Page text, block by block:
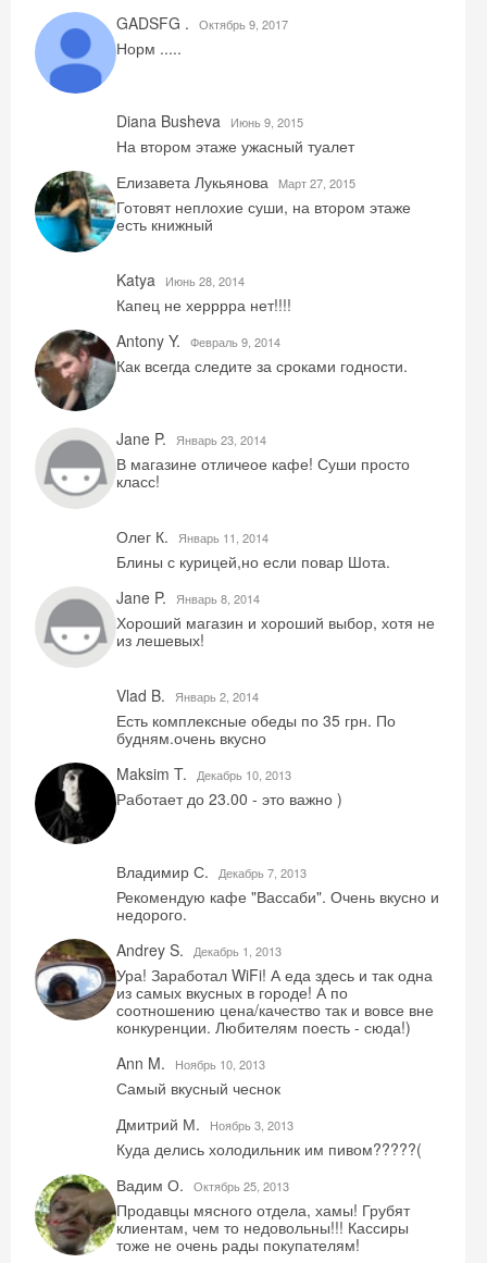
GADSFG . Октябрь 9, 2017
Норм .....
Diana Busheva Июнь 9, 2015
На втором этаже ужасный туалет
Елизавета Лукьянова
Mарт 27, 2015
Готовят неплохие суши, на втором этаже
есть книжный
Katya Июнь 28, 2014
Капец не херррра нет!!!!
Antony Y.
Февраль 9, 2014
Как всегда следите за сроками годности.
Jane P. Январь 23, 2014
В магазине отличеое кафе! Суши просто
класс!
Олег К. Январь 11, 2014
Блины с курицей,но если повар Шота.
Jane P.
Январь 8, 2014
Хороший магазин и хороший выбор, хотя не
из лешевых!
Vlad B. Январь 2, 2014
Есть комплексные обеды по 35 грн. По
будням.очень вкусно
Maksim T.
Декабрь 10, 2013
Работает до 23.00 - это важно )
Владимир С. Декабрь 7, 2013
Рекомендую кафе "Вассаби". Очень вкусно и
недорого.
Andrey S.
Декабрь 1, 2013
Ура! Заработал WiFi! А еда здесь и так одна
из самых вкусных в городе! А по
соотношению цена/качество так и вовсе вне
конкуренции. Любителям поесть - сюда!)
Ann M.
Ноябрь 10, 2013
Самый вкусный чеснок
Дмитрий М.
Ноябрь 3, 2013
Куда делись холодильник им пивом?????(
Вадим О.
Октябрь 25, 2013
Продавцы мясного отдела, хамы! Грубят
клиентам, чем то недовольны!!! Кассиры
тоже не очень рады покупателям!